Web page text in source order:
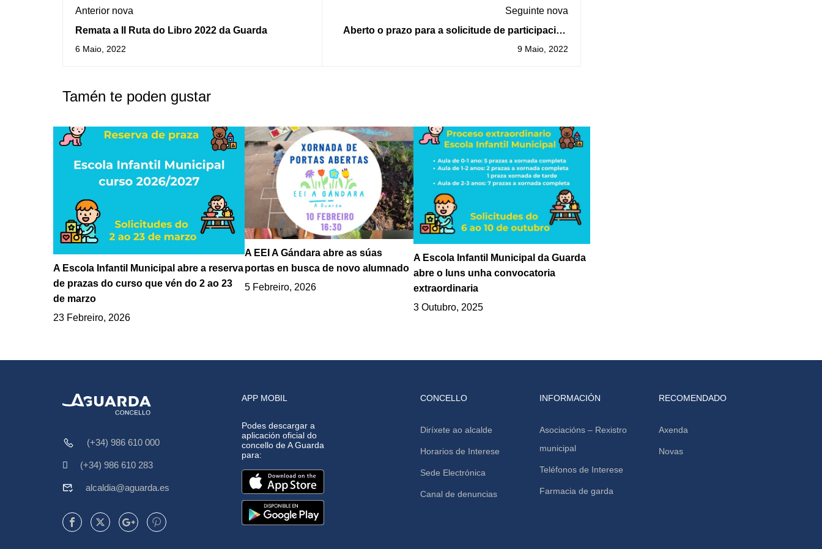
Anterior nova
Remata a II Ruta do Libro 2022 da Guarda
6 Maio, 2022
Seguinte nova
Aberto o prazo para a solicitude de participación
na II Mostra Creativa do Baixo Miño
9 Maio, 2022
Tamén te poden gustar
A Escola Infantil Municipal abre a reserva
de prazas do curso que vén do 2 ao 23
de marzo
23 Febreiro, 2026
A EEI A Gándara abre as súas
portas en busca de novo alumnado
5 Febreiro, 2026
A Escola Infantil Municipal da Guarda
abre o luns unha convocatoria
extraordinaria
3 Outubro, 2025
(+34) 986 610 000
(+34) 986 610 283
alcaldia@aguarda.es
APP MOBIL
Podes descargar a
aplicación oficial do
concello de A Guarda
para:
CONCELLO
Diríxete ao alcalde
Horarios de Interese
Sede Electrónica
Canal de denuncias
INFORMACIÓN
Asociacións – Rexistro
municipal
Teléfonos de Interese
Farmacia de garda
RECOMENDADO
Axenda
Novas